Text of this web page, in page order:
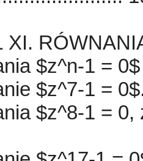
XI.
$z^n-1 =
$z^7-1 =
$z^8-1 =